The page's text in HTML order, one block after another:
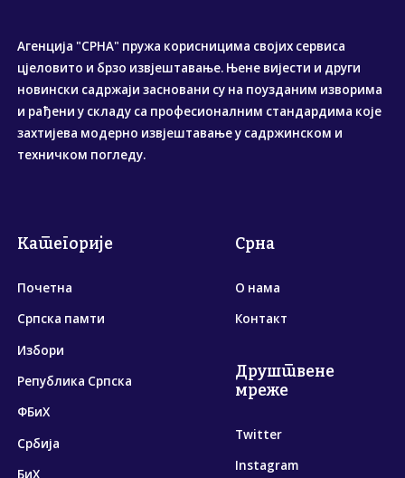
Агенција "СРНА" пружа корисницима својих сервиса
цјеловито и брзо извјештавање. Њене вијести и други
новински садржаји засновани су на поузданим изворима
и рађени у складу са професионалним стандардима које
захтијева модерно извјештавање у садржинском и
техничком погледу.
Категорије
Почетна
Српска памти
Избори
Република Српска
ФБиХ
Србија
БиХ
Срна
О нама
Контакт
Друштвене
мреже
Twitter
Instagram